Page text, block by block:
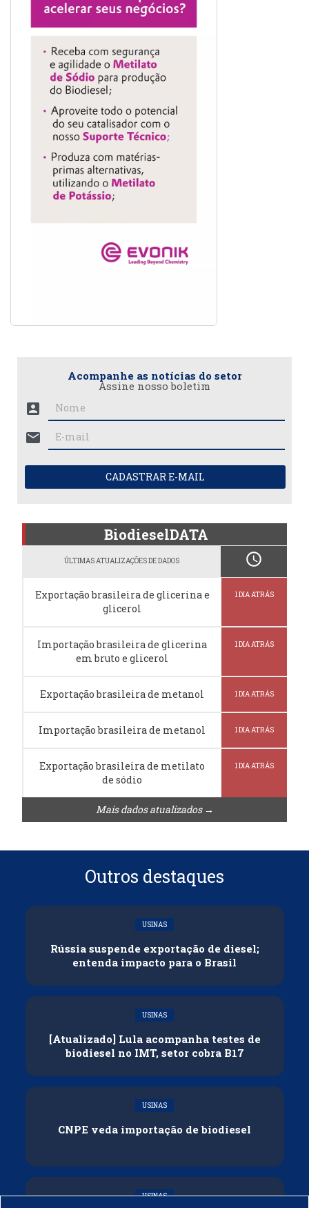
Acompanhe as notícias do setor
Assine nosso boletim
account_box
mail
CADASTRAR E-MAIL
BiodieselDATA
ÚLTIMAS ATUALIZAÇÕES DE DADOS schedule
Exportação brasileira de glicerina e
glicerol
1 DIA ATRÁS
Importação brasileira de glicerina
em bruto e glicerol
1 DIA ATRÁS
Exportação brasileira de metanol 1 DIA ATRÁS
Importação brasileira de metanol 1 DIA ATRÁS
Exportação brasileira de metilato
de sódio
1 DIA ATRÁS
Mais dados atualizados →
Outros destaques
USINAS
Rússia suspende exportação de diesel;
entenda impacto para o Brasil
USINAS
[Atualizado] Lula acompanha testes de
biodiesel no IMT, setor cobra B17
USINAS
CNPE veda importação de biodiesel
USINAS